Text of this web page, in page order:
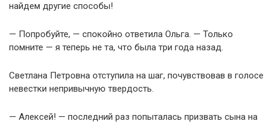
найдем другие способы!
— Попробуйте, — спокойно ответила Ольга. — Только
помните — я теперь не та, что была три года назад.
Светлана Петровна отступила на шаг, почувствовав в голосе
невестки непривычную твердость.
— Алексей! — последний раз попыталась призвать сына на